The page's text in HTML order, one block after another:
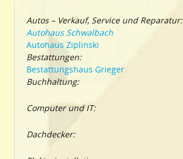
Autos – Verkauf, Service und Reparatur:
Autohaus Schwalbach
Autohaus Ziplinski
Bestattungen:
Bestattungshaus Grieger
Buchhaltung:
Computer und IT:
Dachdecker: